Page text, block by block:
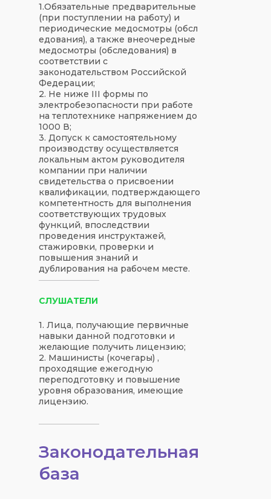
СЛУШАТЕЛИ
1. Лица, получающие первичные
навыки данной подготовки и
желающие получить лицензию;
2. Машинисты (кочегары) ,
проходящие ежегодную
переподготовку и повышение
уровня образования, имеющие
лицензию.
1.Обязательные предварительные
(при поступлении на работу) и
периодические медосмотры (обсл
едования), а также внеочередные
медосмотры (обследования) в
соответствии с
законодательством Российской
Федерации;
2. Не ниже III формы по
электробезопасности при работе
на теплотехнике напряжением до
1000 В;
3. Допуск к самостоятельному
производству осуществляется
локальным актом руководителя
компании при наличии
свидетельства о присвоении
квалификации, подтверждающего
компетентность для выполнения
соответствующих трудовых
функций, впоследствии
проведения инструктажей,
стажировки, проверки и
повышения знаний и
дублирования на рабочем месте.
Законодательная
база